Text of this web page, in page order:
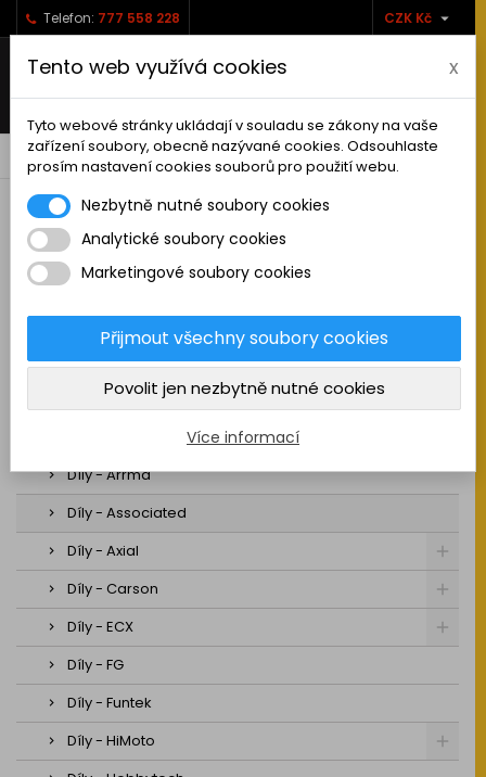
Telefon: 777 558 228 CZK Kč 
   shopping_cart0
RC AUTA
Sestavená auta elektro
Stavebnice aut elektro
Auta na spalovací motor
Náhradní díly
Díly - Arrma
Díly - Associated
Díly - Axial
Díly - Carson
Díly - ECX
Díly - FG
Díly - Funtek
Díly - HiMoto
Tento web využívá cookies x
Tyto webové stránky ukládají v souladu se zákony na vaše
zařízení soubory, obecně nazývané cookies. Odsouhlaste
prosím nastavení cookies souborů pro použití webu.
Nezbytně nutné soubory cookies
Analytické soubory cookies
Marketingové soubory cookies
Přijmout všechny soubory cookies
Povolit jen nezbytně nutné cookies
Více informací